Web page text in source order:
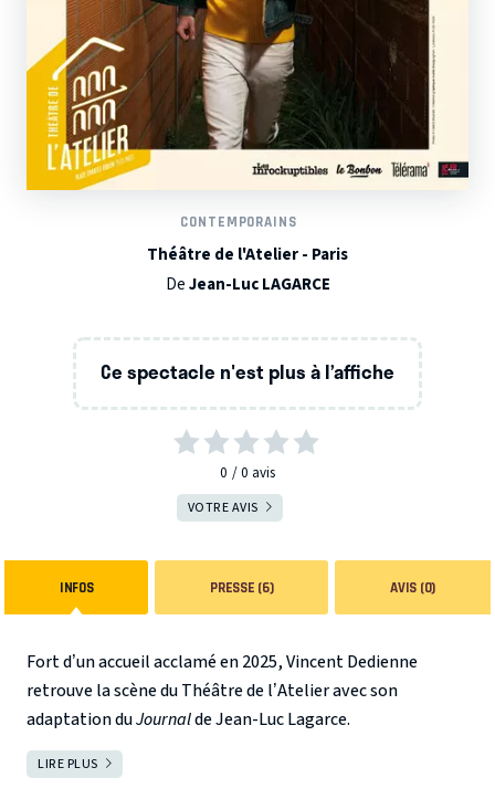
CONTEMPORAINS
Théâtre de l'Atelier - Paris
DeJean-Luc LAGARCE
Ce spectacle n'est plus à l’affiche
0 0 avis
VOTRE AVIS
INFOS PRESSE (6) AVIS (0)
Fort d’un accueil acclamé en 2025, Vincent Dedienne
retrouve la scène du Théâtre de l’Atelier avec son
adaptation duJournalde Jean-Luc Lagarce.
Qui était réellement Jean-Luc Lagarce ?
Vincent Dedienne explore les carnets d’écriture de l’un des
LIRE PLUS